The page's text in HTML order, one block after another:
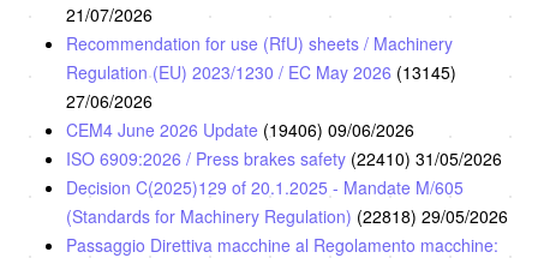
21/07/2026
Recommendation for use (RfU) sheets / Machinery
Regulation (EU) 2023/1230 / EC May 2026 (13145)
27/06/2026
CEM4 June 2026 Update (19406) 09/06/2026
ISO 6909:2026 / Press brakes safety (22410) 31/05/2026
Decision C(2025)129 of 20.1.2025 - Mandate M/605
(Standards for Machinery Regulation) (22818) 29/05/2026
Passaggio Direttiva macchine al Regolamento macchine: